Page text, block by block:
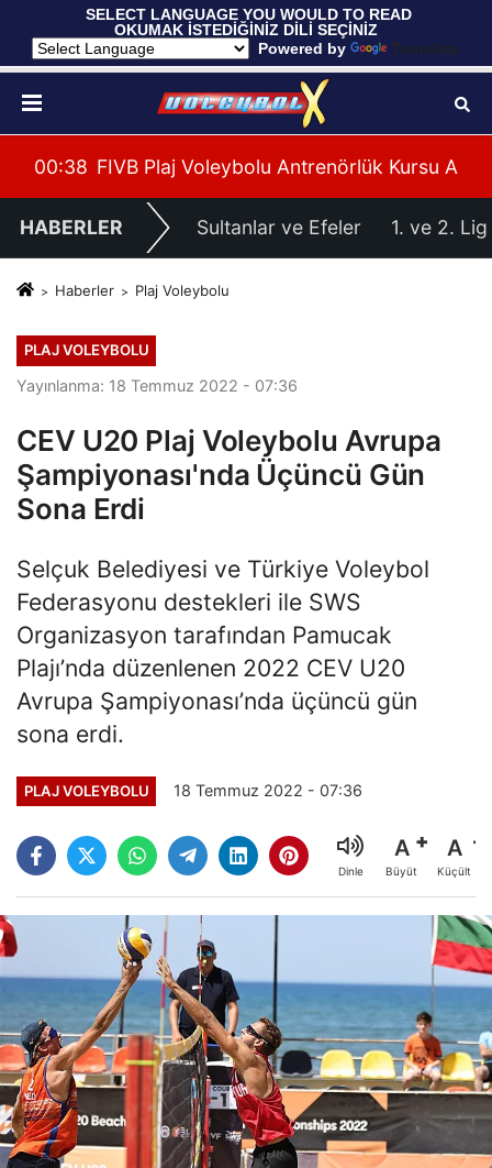
SELECT LANGUAGE YOU WOULD TO READ
OKUMAK İSTEDİĞİNİZ DİLİ SEÇİNİZ
Powered by
Translate
Hazırlıklarına Başladı
Alanya’da Başladı
00:39 U20 Erkek Millî Takımımız, 2027 CEV U20
HABERLER Sultanlar ve Efeler 1. ve 2. Lig
Haberler Plaj Voleybolu
PLAJ VOLEYBOLU
Yayınlanma: 18 Temmuz 2022 - 07:36
CEV U20 Plaj Voleybolu Avrupa
Şampiyonası'nda Üçüncü Gün
Sona Erdi
Selçuk Belediyesi ve Türkiye Voleybol
Federasyonu destekleri ile SWS
Organizasyon tarafından Pamucak
Plajı’nda düzenlenen 2022 CEV U20
Avrupa Şampiyonası’nda üçüncü gün
sona erdi.
PLAJ VOLEYBOLU 18 Temmuz 2022 - 07:36
Dinle
A
Büyüt
A
Küçült